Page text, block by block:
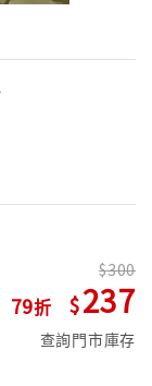
79
300
237
查詢門市庫存